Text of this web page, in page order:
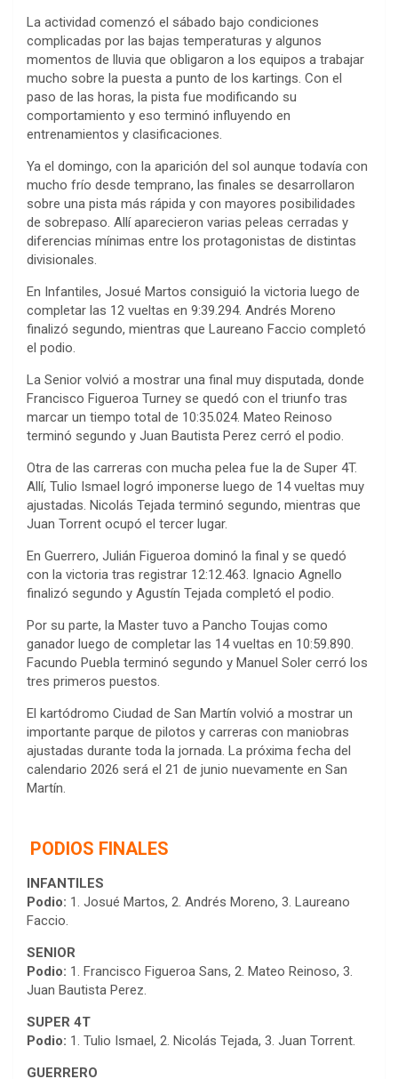
La actividad comenzó el sábado bajo condiciones
complicadas por las bajas temperaturas y algunos
momentos de lluvia que obligaron a los equipos a trabajar
mucho sobre la puesta a punto de los kartings. Con el
paso de las horas, la pista fue modificando su
comportamiento y eso terminó influyendo en
entrenamientos y clasificaciones.
Ya el domingo, con la aparición del sol aunque todavía con
mucho frío desde temprano, las finales se desarrollaron
sobre una pista más rápida y con mayores posibilidades
de sobrepaso. Allí aparecieron varias peleas cerradas y
diferencias mínimas entre los protagonistas de distintas
divisionales.
En Infantiles, Josué Martos consiguió la victoria luego de
completar las 12 vueltas en 9:39.294. Andrés Moreno
finalizó segundo, mientras que Laureano Faccio completó
el podio.
La Senior volvió a mostrar una final muy disputada, donde
Francisco Figueroa Turney se quedó con el triunfo tras
marcar un tiempo total de 10:35.024. Mateo Reinoso
terminó segundo y Juan Bautista Perez cerró el podio.
Otra de las carreras con mucha pelea fue la de Super 4T.
Allí, Tulio Ismael logró imponerse luego de 14 vueltas muy
ajustadas. Nicolás Tejada terminó segundo, mientras que
Juan Torrent ocupó el tercer lugar.
En Guerrero, Julián Figueroa dominó la final y se quedó
con la victoria tras registrar 12:12.463. Ignacio Agnello
finalizó segundo y Agustín Tejada completó el podio.
Por su parte, la Master tuvo a Pancho Toujas como
ganador luego de completar las 14 vueltas en 10:59.890.
Facundo Puebla terminó segundo y Manuel Soler cerró los
tres primeros puestos.
El kartódromo Ciudad de San Martín volvió a mostrar un
importante parque de pilotos y carreras con maniobras
ajustadas durante toda la jornada. La próxima fecha del
calendario 2026 será el 21 de junio nuevamente en San
Martín.
PODIOS FINALES
INFANTILES
Podio: 1. Josué Martos, 2. Andrés Moreno, 3. Laureano
Faccio.
SENIOR
Podio: 1. Francisco Figueroa Sans, 2. Mateo Reinoso, 3.
Juan Bautista Perez.
SUPER 4T
Podio: 1. Tulio Ismael, 2. Nicolás Tejada, 3. Juan Torrent.
GUERRERO